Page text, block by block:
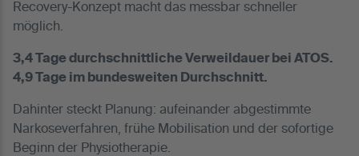
Recovery-Konzept macht das messbar schneller
möglich.
3,4 Tage durchschnittliche Verweildauer bei ATOS.
4,9 Tage im bundesweiten Durchschnitt.
Dahinter steckt Planung: aufeinander abgestimmte
Narkoseverfahren, frühe Mobilisation und der sofortige
Beginn der Physiotherapie.